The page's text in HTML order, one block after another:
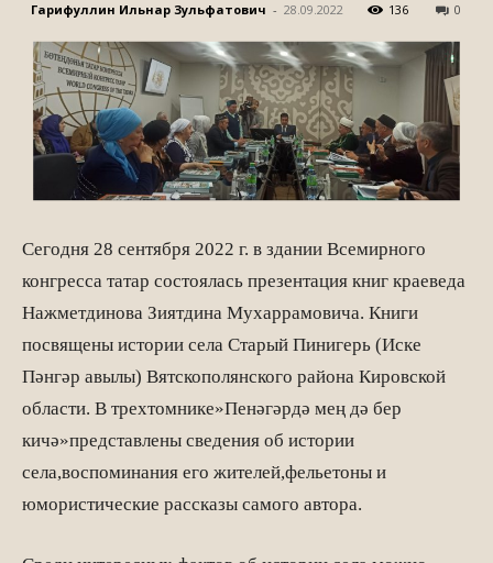
Гарифуллин Ильнар Зульфатович - 28.09.2022 136 0
Сегодня 28 сентября 2022 г. в здании Всемирного
конгресса татар состоялась презентация книг краеведа
Нажметдинова Зиятдина Мухаррамовича. Книги
посвящены истории села Старый Пинигерь (Иске
Пәнгәр авылы) Вятскополянского района Кировской
области. В трехтомнике»Пенәгәрдә мең дә бер
кичә»представлены сведения об истории
села,воспоминания его жителей,фельетоны и
юмористические рассказы самого автора.